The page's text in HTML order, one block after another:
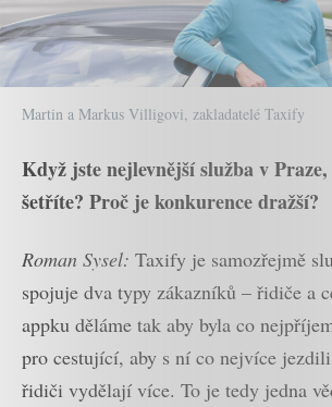
Martin a Markus Villigovi, zakladatelé Taxify
Když jste nejlevnější služba v
šetříte? Proč je konkurence dražší?
Roman Sysel: Taxify je samozřejmě
spojuje dva typy zákazníků – řidiče a
appku děláme tak aby byla co
pro cestující, aby s ní co nejvíce
řidiči vydělají více. To je tedy jedna